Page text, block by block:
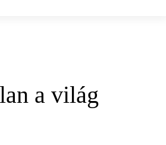
a világ